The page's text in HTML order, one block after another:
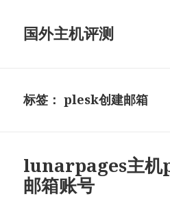
国外主机评测
标签：plesk创建邮箱
lunarpages主机
邮箱账号